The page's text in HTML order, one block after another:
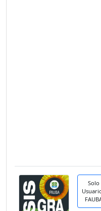
Solo